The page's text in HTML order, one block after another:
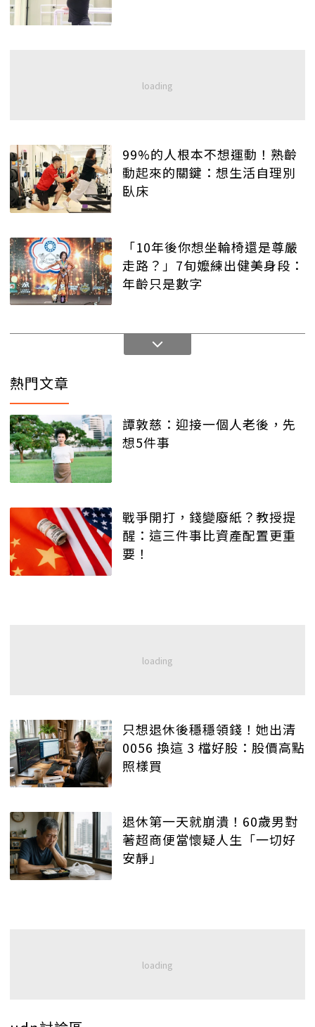
99%的人根本不想運動！熟齡
動起來的關鍵：想生活自理別
臥床
「10年後你想坐輪椅還是尊嚴
走路？」7旬嬤練出健美身段：
年齡只是數字
熱門文章
譚敦慈：迎接一個人老後，先
想5件事
戰爭開打，錢變廢紙？教授提
醒：這三件事比資產配置更重
要！
只想退休後穩穩領錢！她出清
0056 換這 3 檔好股：股價高點
照樣買
退休第一天就崩潰！60歲男對
著超商便當懷疑人生「一切好
安靜」